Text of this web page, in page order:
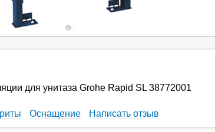
для унитаза Grohe Rapid SL 38772001
Оснащение Написать отзыв